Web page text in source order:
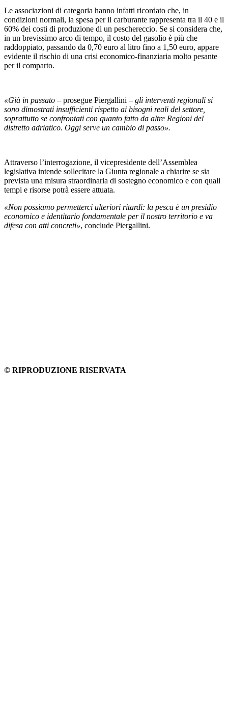
Le associazioni di categoria hanno infatti ricordato che, in
condizioni normali, la spesa per il carburante rappresenta tra il 40 e il
60% dei costi di produzione di un peschereccio. Se si considera che,
in un brevissimo arco di tempo, il costo del gasolio è più che
raddoppiato, passando da 0,70 euro al litro fino a 1,50 euro, appare
evidente il rischio di una crisi economico-finanziaria molto pesante
per il comparto.
«Già in passato – prosegue Piergallini – gli interventi regionali si
sono dimostrati insufficienti rispetto ai bisogni reali del settore,
soprattutto se confrontati con quanto fatto da altre Regioni del
distretto adriatico. Oggi serve un cambio di passo».
Attraverso l’interrogazione, il vicepresidente dell’Assemblea
legislativa intende sollecitare la Giunta regionale a chiarire se sia
prevista una misura straordinaria di sostegno economico e con quali
tempi e risorse potrà essere attuata.
«Non possiamo permetterci ulteriori ritardi: la pesca è un presidio
economico e identitario fondamentale per il nostro territorio e va
difesa con atti concreti», conclude Piergallini.
© RIPRODUZIONE RISERVATA